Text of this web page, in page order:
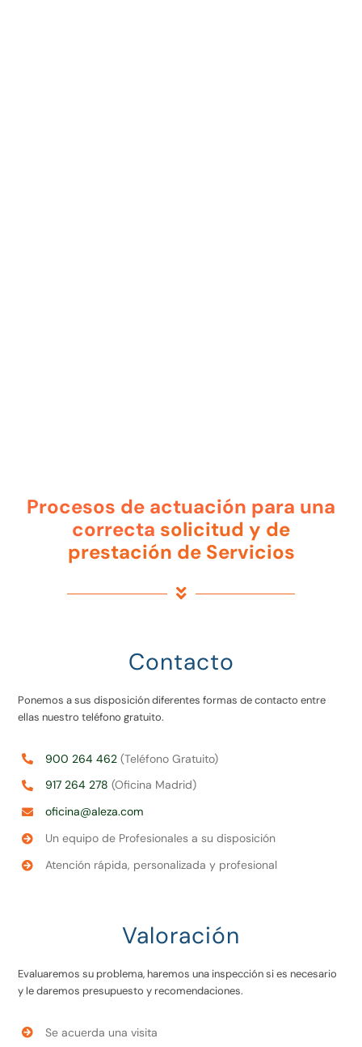
Procesos de actuación para una
correcta solicitud y de
prestación de Servicios
Contacto
Ponemos a sus disposición diferentes formas de contacto entre
ellas nuestro teléfono gratuito.
900 264 462 (Teléfono Gratuito)
917 264 278 (Oficina Madrid)
oficina@aleza.com
Un equipo de Profesionales a su disposición
Atención rápida, personalizada y profesional
Valoración
Evaluaremos su problema, haremos una inspección si es necesario
y le daremos presupuesto y recomendaciones.
Se acuerda una visita